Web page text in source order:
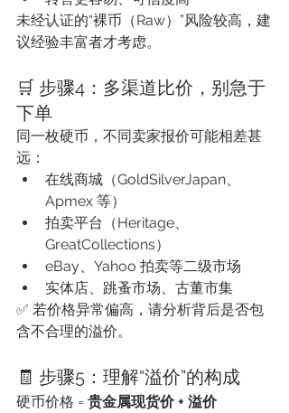
未经认证的“裸币（Raw）”风险较高，建
议经验丰富者才考虑。
🛒 步骤4：多渠道比价，别急于
下单
同一枚硬币，不同卖家报价可能相差甚
远：
在线商城（GoldSilverJapan、
Apmex 等）
拍卖平台（Heritage、
GreatCollections）
eBay、Yahoo 拍卖等二级市场
实体店、跳蚤市场、古董市集
✅ 若价格异常偏高，请分析背后是否包
含不合理的溢价。
🧾 步骤5：理解“溢价”的构成
硬币价格 = 贵金属现货价 + 溢价